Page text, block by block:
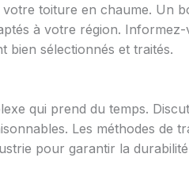
toiture en chaume. Un
à votre région.
bien sélectionnés et traités.
qui prend du temps.
Les méthodes de
pour garantir la